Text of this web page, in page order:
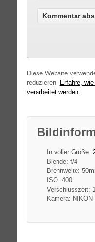
Diese Website
reduzieren. Erfahre,
verarbeitet werden.
In voller Größe:
Blende: f/4
Brennweite:
ISO: 400
Verschlusszeit:
Kamera: NIKON